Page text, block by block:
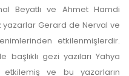
Beyatlı ve Ahmet Hamdi
yazarlar Gerard de Nerval ve
etkilenmişlerdir.
başlıklı gezi yazıları Yahya
etkilemiş ve bu yazarların